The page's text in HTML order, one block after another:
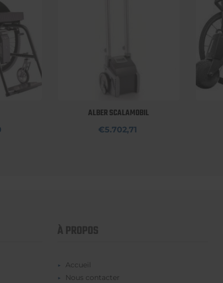
ALBER SCALAMOBIL
€5.702,71
À PROPOS
Accueil
Nous contacter